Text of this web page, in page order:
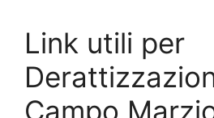
Link utili per
Campo